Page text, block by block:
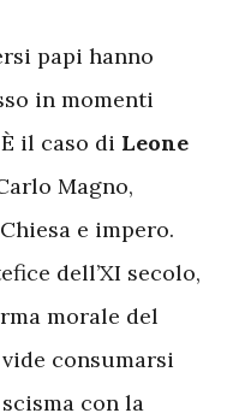
papi hanno
in momenti
il caso di Leone
Magno,
e impero.
dell’XI secolo,
morale del
consumarsi
con la